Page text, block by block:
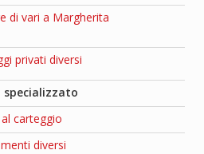
di vari a Margherita
privati diversi
specializzato
carteggio
diversi